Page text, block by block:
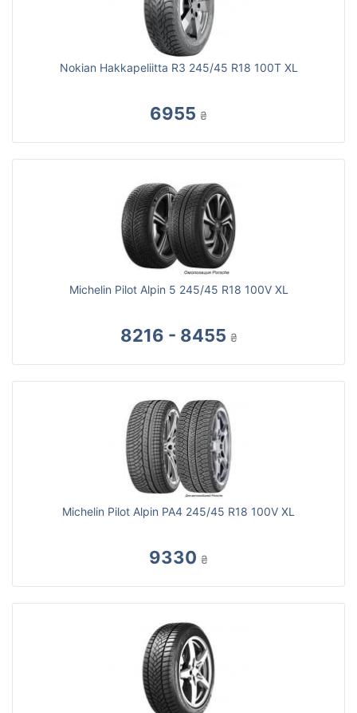
Nokian Hakkapeliitta R3 245/45 R18 100T XL
6955 ₴
Michelin Pilot Alpin 5 245/45 R18 100V XL
8216 - 8455 ₴
Michelin Pilot Alpin PA4 245/45 R18 100V XL
9330 ₴